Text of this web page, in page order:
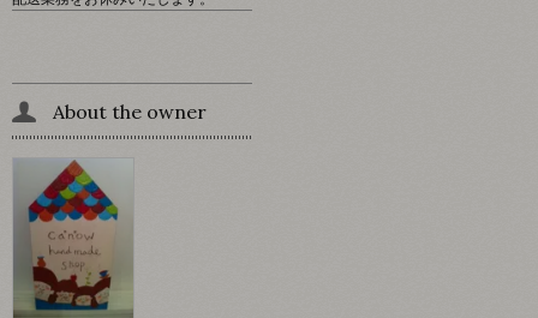
About the owner